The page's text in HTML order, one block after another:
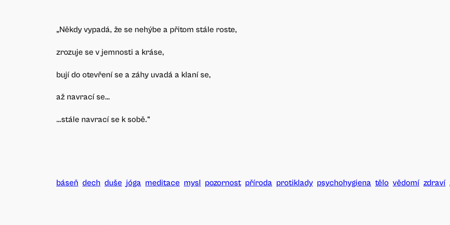
„Někdy vypadá, že se nehýbe a přitom stále roste,
zrozuje se v jemnosti a kráse,
bují do otevření se a záhy uvadá a klaní se,
až navrací se…
…stále navrací se k sobě.“
báseň dech duše jóga meditace mysl pozornost příroda protiklady psychohygiena tělo vědomí zdraví